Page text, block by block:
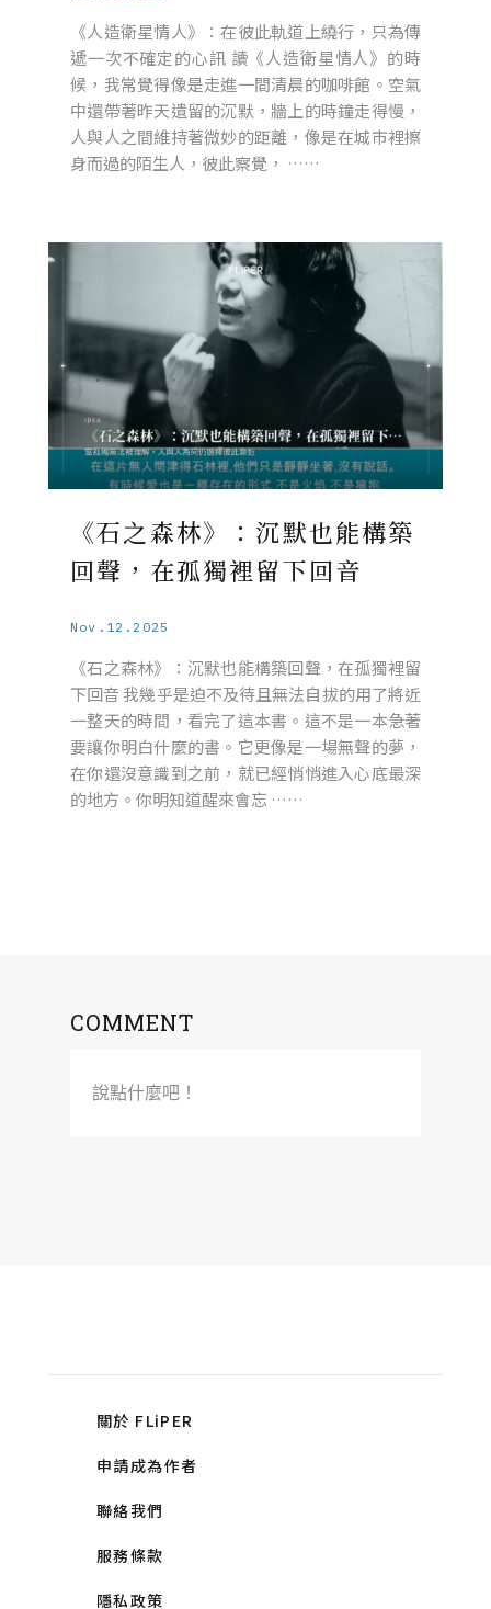
《人造衛星情人》：在彼此軌道上繞行，只為傳
遞一次不確定的心訊 讀《人造衛星情人》的時
候，我常覺得像是走進一間清晨的咖啡館。空氣
中還帶著昨天遺留的沉默，牆上的時鐘走得慢，
人與人之間維持著微妙的距離，像是在城市裡擦
身而過的陌生人，彼此察覺， ……
《石之森林》：沉默也能構築
回聲，在孤獨裡留下回音
Nov.12.2025
《石之森林》：沉默也能構築回聲，在孤獨裡留
下回音 我幾乎是迫不及待且無法自拔的用了將近
一整天的時間，看完了這本書。這不是一本急著
要讓你明白什麼的書。它更像是一場無聲的夢，
在你還沒意識到之前，就已經悄悄進入心底最深
的地方。你明知道醒來會忘 ……
COMMENT
說點什麼吧！
關於 FLiPER
申請成為作者
聯絡我們
服務條款
隱私政策